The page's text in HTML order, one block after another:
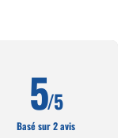
5/5
Basé sur 2 avis